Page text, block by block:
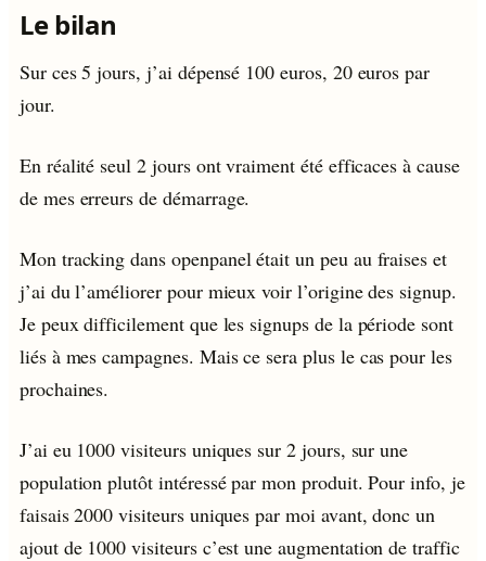
Le bilan
Sur ces 5 jours, j’ai dépensé 100 euros, 20 euros par
jour.
En réalité seul 2 jours ont vraiment été efficaces à cause
de mes erreurs de démarrage.
Mon tracking dans openpanel était un peu au fraises et
j’ai du l’améliorer pour mieux voir l’origine des signup.
Je peux difficilement que les signups de la période sont
liés à mes campagnes. Mais ce sera plus le cas pour les
prochaines.
J’ai eu 1000 visiteurs uniques sur 2 jours, sur une
population plutôt intéressé par mon produit. Pour info, je
faisais 2000 visiteurs uniques par moi avant, donc un
ajout de 1000 visiteurs c’est une augmentation de traffic